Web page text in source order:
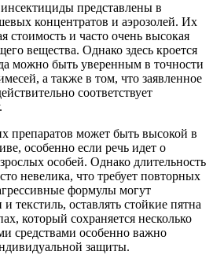
представлены в
концентратов и аэрозолей. Их
стоимость и часто очень высокая
вещества. Однако здесь кроется
можно быть уверенным в точности
а также в том, что заявленное
соответствует
препаратов может быть высокой в
особенно если речь идет о
особей. Однако длительность
невелика, что требует повторных
формулы могут
текстиль, оставлять стойкие пятна
который сохраняется несколько
средствами особенно важно
защиты.